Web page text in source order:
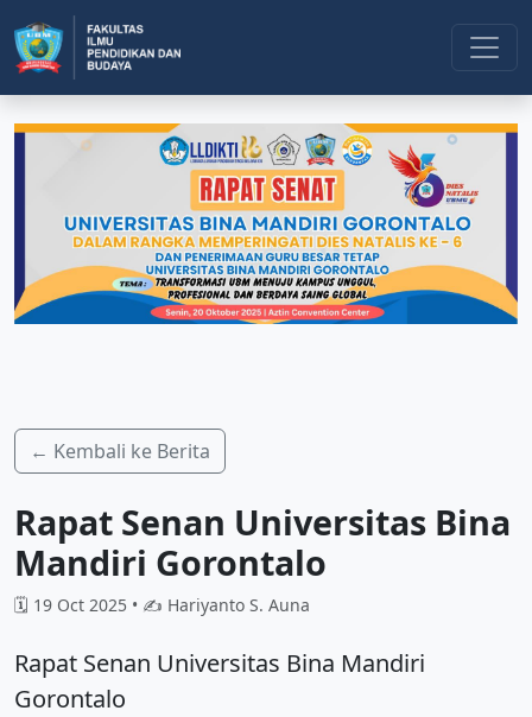
← Kembali ke Berita
Rapat Senan Universitas Bina
Mandiri Gorontalo
🗓️ 19 Oct 2025 • ✍️ Hariyanto S. Auna
Rapat Senan Universitas Bina Mandiri
Gorontalo